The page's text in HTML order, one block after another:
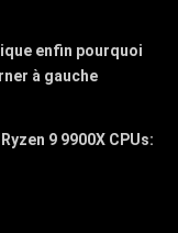
enfin pourquoi
à gauche
9 9900X CPUs: